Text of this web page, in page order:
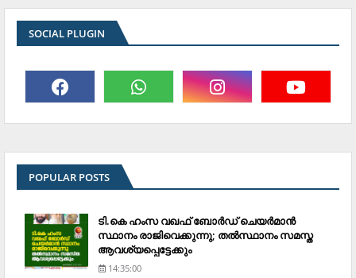
SOCIAL PLUGIN
POPULAR POSTS
ടി.കെ ഹംസ വഖഫ് ബോര്‍ഡ് ചെയര്‍മാന്‍
സ്ഥാനം രാജിവെക്കുന്നു; തല്‍സ്ഥാനം സമസ്ത
ആവശ്യപ്പെട്ടേക്കും
14:35:00